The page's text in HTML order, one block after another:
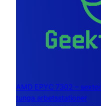
AMD EPYC 7302 –
tunga arbetsstationer